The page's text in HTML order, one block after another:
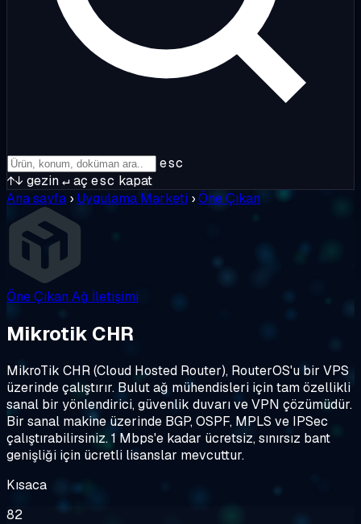
esc
↑↓ gezin↵aç esc kapat
Ana sayfa › Uygulama Marketi ›Öne Çıkan
Öne Çıkan Ağ İletişimi
Mikrotik CHR
MikroTik CHR (Cloud Hosted Router), RouterOS'u bir VPS
üzerinde çalıştırır. Bulut ağ mühendisleri için tam özellikli
sanal bir yönlendirici, güvenlik duvarı ve VPN çözümüdür.
Bir sanal makine üzerinde BGP, OSPF, MPLS ve IPSec
çalıştırabilirsiniz. 1 Mbps'e kadar ücretsiz, sınırsız bant
genişliği için ücretli lisanslar mevcuttur.
Kısaca
82